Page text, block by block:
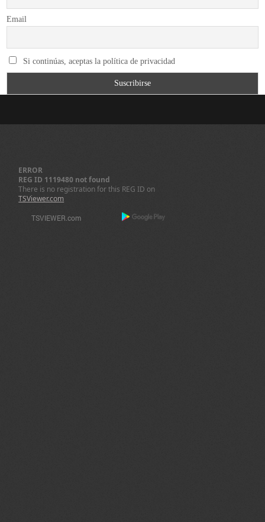
Email
Si continúas, aceptas la política de privacidad
ERROR
REG ID 1119480 not found
There is no registration for this REG ID on
TSViewer.com